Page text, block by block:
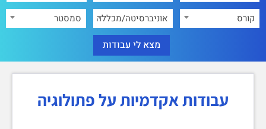
קורס
אוניברסיטה/מכללה סמסטר
עבודות אקדמיות על פתולוגיה